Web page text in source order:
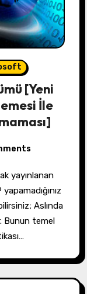
[Yeni
İle
Aslında
Bunun temel